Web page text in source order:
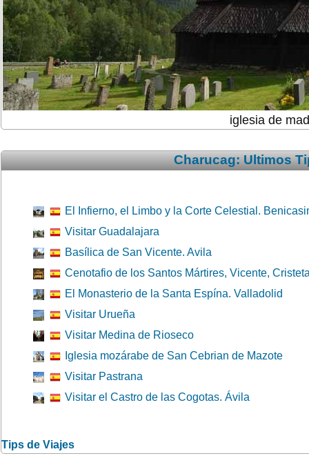
iglesia de
Charucag: Ultimos
El Infierno, el Limbo y la Corte Celestial.
Visitar Guadalajara
Basílica de San Vicente. Avila
Cenotafio de los Santos Mártires, Vicente,
El Monasterio de la Santa Espína. Valladolid
Visitar Urueña
Visitar Medina de Rioseco
Iglesia mozárabe de San Cebrian de Mazote
Visitar Pastrana
Visitar el Castro de las Cogotas. Ávila
Tips de Viajes